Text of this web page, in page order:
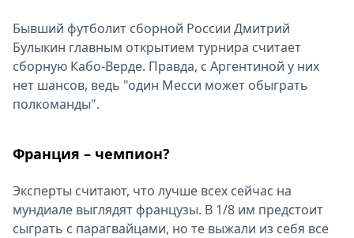
Бывший футболит сборной России Дмитрий
Булыкин главным открытием турнира считает
сборную Кабо-Верде. Правда, с Аргентиной у них
нет шансов, ведь "один Месси может обыграть
полкоманды".
Франция – чемпион?
Эксперты считают, что лучше всех сейчас на
мундиале выглядят французы. В 1/8 им предстоит
сыграть с парагвайцами, но те выжали из себя все